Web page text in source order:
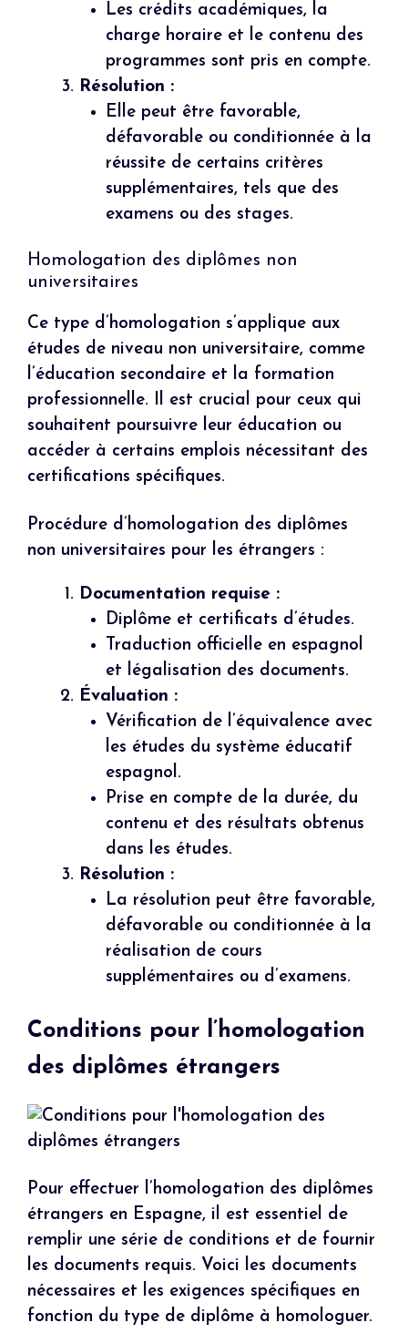
Les crédits académiques, la
charge horaire et le contenu des
programmes sont pris en compte.
Résolution :
Elle peut être favorable,
défavorable ou conditionnée à la
réussite de certains critères
supplémentaires, tels que des
examens ou des stages.
Homologation des diplômes non
universitaires
Ce type d’homologation s’applique aux
études de niveau non universitaire, comme
l’éducation secondaire et la formation
professionnelle. Il est crucial pour ceux qui
souhaitent poursuivre leur éducation ou
accéder à certains emplois nécessitant des
certifications spécifiques.
Procédure d’homologation des diplômes
non universitaires pour les étrangers :
Documentation requise :
Diplôme et certificats d’études.
Traduction officielle en espagnol
et légalisation des documents.
Évaluation :
Vérification de l’équivalence avec
les études du système éducatif
espagnol.
Prise en compte de la durée, du
contenu et des résultats obtenus
dans les études.
Résolution :
La résolution peut être favorable,
défavorable ou conditionnée à la
réalisation de cours
supplémentaires ou d’examens.
Conditions pour l’homologation
des diplômes étrangers
Pour effectuer l’homologation des diplômes
étrangers en Espagne, il est essentiel de
remplir une série de conditions et de fournir
les documents requis. Voici les documents
nécessaires et les exigences spécifiques en
fonction du type de diplôme à homologuer.